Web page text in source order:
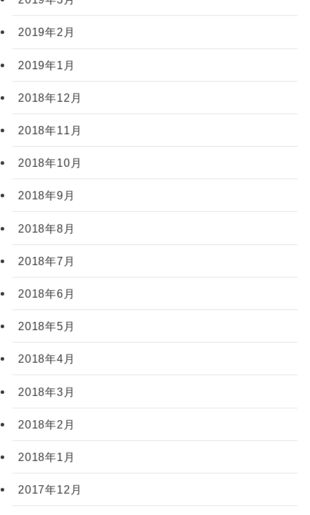
2019年2月
2019年1月
2018年12月
2018年11月
2018年10月
2018年9月
2018年8月
2018年7月
2018年6月
2018年5月
2018年4月
2018年3月
2018年2月
2018年1月
2017年12月